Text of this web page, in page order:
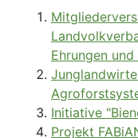
Projekt
weiter!
Weidetiere